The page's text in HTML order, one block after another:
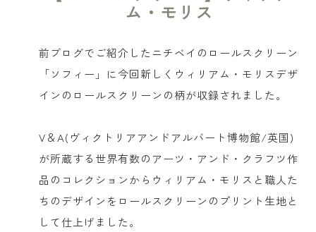
ム・モリス
前ブログでご紹介したニチベイのロールスクリーン
「ソフィー」に今回新しくウィリアム・モリスデザ
インのロールスクリーンの柄が収録されました。
V＆A(ヴィクトリアアンドアルバート博物館/英国)
が所蔵する世界有数のアーツ・アンド・クラフツ作
品のコレクションからウィリアム・モリスと職人た
ちのデザインをロールスクリーンのプリント生地と
して仕上げました。